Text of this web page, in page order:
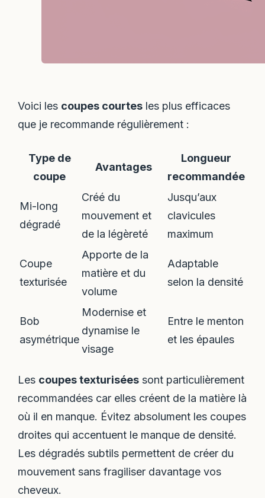
Voici les coupes courtes les plus efficaces
que je recommande régulièrement :
Type de
coupe
Avantages
Longueur
recommandée
Mi-long
dégradé
Créé du
mouvement et
de la légèreté
Jusqu’aux
clavicules
maximum
Coupe
texturisée
Apporte de la
matière et du
volume
Adaptable
selon la densité
Bob
asymétrique
Modernise et
dynamise le
visage
Entre le menton
et les épaules
Les coupes texturisées sont particulièrement
recommandées car elles créent de la matière là
où il en manque. Évitez absolument les coupes
droites qui accentuent le manque de densité.
Les dégradés subtils permettent de créer du
mouvement sans fragiliser davantage vos
cheveux.